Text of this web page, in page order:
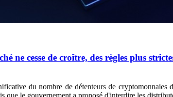
cesse de croître, des règles plus
du nombre de détenteurs de cryptomonnaies